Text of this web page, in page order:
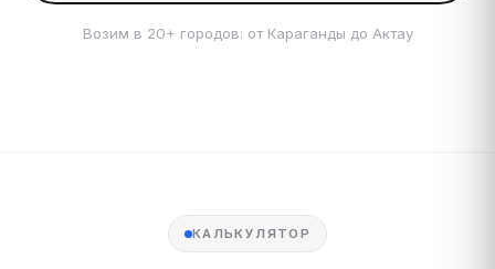
Возим в 20+ городов: от Караганды до Актау
КАЛЬКУЛЯТОР